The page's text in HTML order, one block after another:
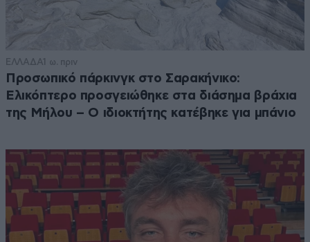
ΕΛΛΑΔΑ1 ω. πριν
Προσωπικό πάρκινγκ στο Σαρακήνικο:
Ελικόπτερο προσγειώθηκε στα διάσημα βράχια
της Μήλου – Ο ιδιοκτήτης κατέβηκε για μπάνιο